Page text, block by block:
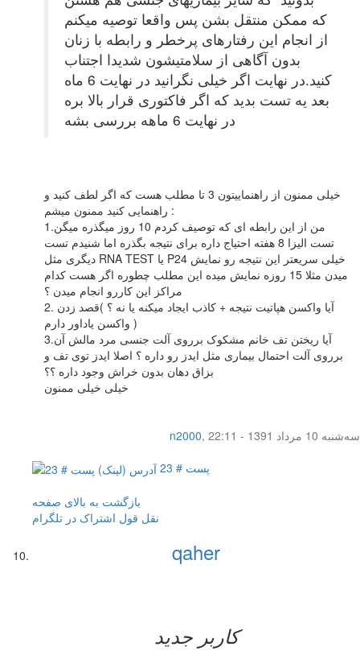
که ممکن منتقل بشن پس واقعا توصیه میکنم
از انجام این رفتارهای پرخطر و رابطه با زنان
بدون آگاهی از سلامتیشون شدیدا اجتناب
کنید.در نهایت اگر خیلی نگرانید در نهایت 6 ماه
بعد یه تست بدید که اگر فاکتوری قرار بالا بره
در نهایت 6 ماهه بررسی بشه
خیلی ممنون از راهنماییتون 3 تا مطلب هست که اگر لطف کنید و
راهنمایی کنید ممنون میشم :
1.من از این رابطه ای که توصیف کردم 10 روز میگذره میگن
تست الیزا 8 هفته احتیاج داره برای نتیجه بگذره اما شنیدم تست
دیگری مثل RNA TEST یا P24 خیلی سریعتر این نتیجه رو نمایش
میدن مثلا 15 روزه نمایش میده این مطلب چطوره اگر هست کدام
مراکز این کاررو انجام میدن ؟
2. آیا واکسن هپاتیت نتیجه + کاذب ایجاد میکنه یا نه ؟ )قصد زدن
واکسن یاداور دارم )
3.آیا ریختن تف خانم مشکوک برروی آلت جنسی مرد مالش آن
برروی آلت احتمال بیماری مثل ایدز رو داره ؟ اصلا ایدز توی تف و
بزاق دهان بدون خراش وجود داره ؟؟
خیلی خیلی ممنون
n2000,
سه‌شنبه 10 مرداد 1391 - 22:11
پست # 23
بازگشت به بالای صفحه
نقل قول اشتراک در تلگرام
qaher
کاربر جدید